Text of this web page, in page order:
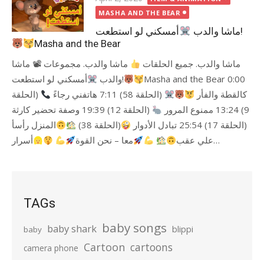
on
MASHA AND THE BEAR
ماشا والدبأمسكني لو استطعت!
Masha and the Bear
ماشا والدب. جميع الحلقات
ماشا والدب. مجموعات 📽 ماشا
والدبأمسكني لو استطعت!
Masha and the Bear 0:00
كالقطة والفأر
(الحلقة 58) 7:11 هاتفني رجاءً
(الحلقة
9) 13:24 ممنوع المرور
(الحلقة 12) 19:39 وصفة تحضير كارثة
(الحلقة 17) 25:54 تبادل الأدوار
(الحلقة 38)
المنزل رأسأ
علي عقب
معا – نحن القوة أسرار…
TAGs
baby baby shark baby songs blippi
camera phone Cartoon cartoons